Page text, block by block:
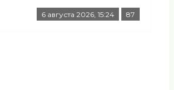
6 августа 2026, 15:24 87